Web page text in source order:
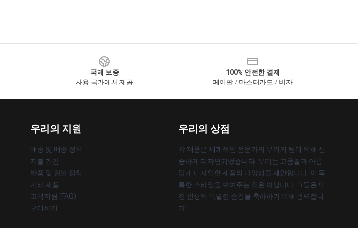
국제 보증
사용 국가에서 제공
100% 안전한 결제
페이팔 / 마스터카드 / 비자
우리의 지원
배송 및 배송 정책
지불 기간
반품 및 환불 정책
기타 제품
고객지원 (FAQ)
구매하기
우리의 상점
각 제품은 세계적인 전문가의 우리의 팀에 의해 신
중하게 디자인되었습니다. 우리는 고품질과 아름
답게 디자인한 제품의 다양성을 제안합니다. 이 독
특한 스타일을 보여주는 것은 아닙니다. 그들은 또
한 인생의 특별한 순간을 축하하기 위해 완벽합니
다!